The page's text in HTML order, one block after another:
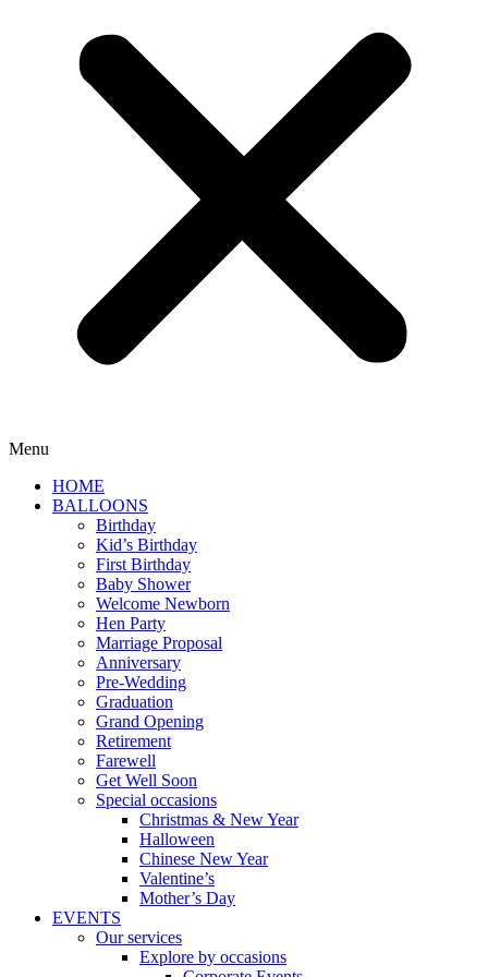
Menu
HOME
BALLOONS
Birthday
Kid’s Birthday
First Birthday
Baby Shower
Welcome Newborn
Hen Party
Marriage Proposal
Anniversary
Pre-Wedding
Graduation
Grand Opening
Retirement
Farewell
Get Well Soon
Special occasions
Christmas & New Year
Halloween
Chinese New Year
Valentine’s
Mother’s Day
EVENTS
Our services
Explore by occasions